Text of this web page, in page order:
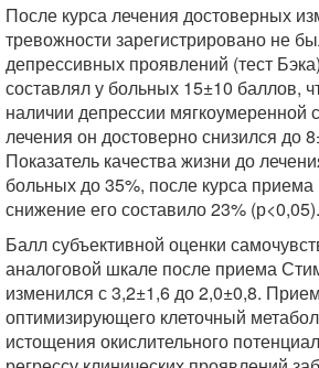
После курса лечения достоверных
тревожности зарегистрировано не
депрессивных проявлений (тест
составлял у больных 15±10 баллов,
наличии депрессии мягкоумеренной
лечения он достоверно снизился до
Показатель качества жизни до
больных до 35%, после курса
снижение его составило 23% (р<0,05).
Балл субъективной оценки
аналоговой шкале после приема
изменился с 3,2±1,6 до 2,0±0,8.
оптимизирующего клеточный
истощения окислительного